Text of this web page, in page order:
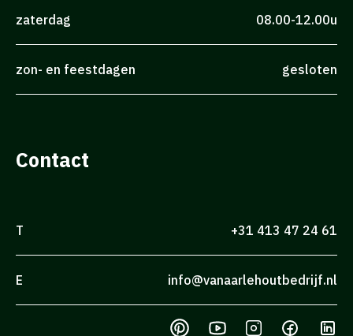
zaterdag 08.00-12.00u
zon- en feestdagen gesloten
Contact
T +31 413 47 24 61
E info@vanaarlehoutbedrijf.nl